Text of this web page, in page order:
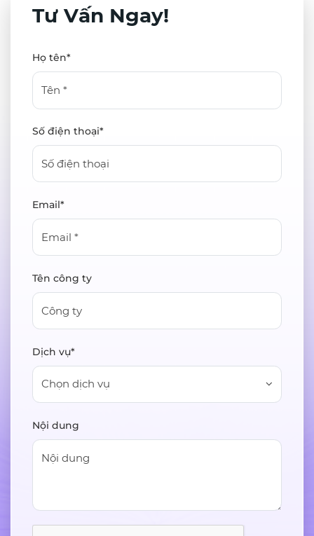
Tư Vấn Ngay!
Họ tên*
Số điện thoại*
Email*
Tên công ty
Dịch vụ*
Chọn dịch vụ
Nội dung